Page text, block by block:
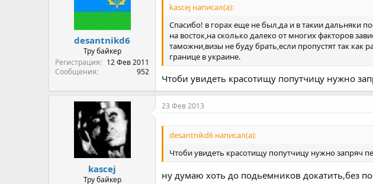
desantnikd6
Тру байкер
Регистрация
12 Фев 2011
Сообщения
952
kascej написал(а):
Спасибо! в горах еще не был,да и в такии дальняки
на восток,на сколько далеко от многих факторов
таможни,визы не буду брать,если пропустят так как
границе в украине.
Чтоби увидеть красотищу попутчицу нужно
kascej
Тру байкер
23 Фев 2013
desantnikd6 написал(а):
Чтоби увидеть красотищу попутчицу нужно запряч
ну думаю хоть до подьемников докатить,без